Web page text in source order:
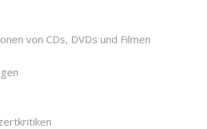
von CDs, DVDs und Filmen